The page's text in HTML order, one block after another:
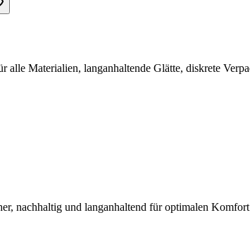
alle Materialien, langanhaltende Glätte, diskrete
nachhaltig und langanhaltend für optimalen